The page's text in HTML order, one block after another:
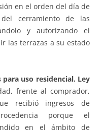
en el orden del día de
cerramiento de las
y autorizando el
las terrazas a su estado
uso residencial. Ley
frente al comprador,
recibió ingresos de
porque el
en el ámbito de